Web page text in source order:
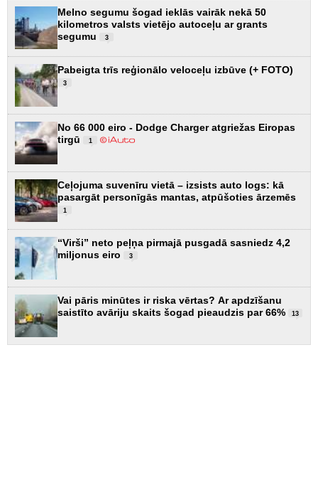
Melno segumu šogad ieklās vairāk nekā 50
kilometros valsts vietējo autoceļu ar grants
segumu
3
Pabeigta trīs reģionālo veloceļu izbūve (+ FOTO)
3
No 66 000 eiro - Dodge Charger atgriežas Eiropas
tirgū
1
Ceļojuma suvenīru vietā – izsists auto logs: kā
pasargāt personīgās mantas, atpūšoties ārzemēs
1
“Virši” neto peļņa pirmajā pusgadā sasniedz 4,2
miljonus eiro
3
Vai pāris minūtes ir riska vērtas? Ar apdzīšanu
saistīto avāriju skaits šogad pieaudzis par 66%
13